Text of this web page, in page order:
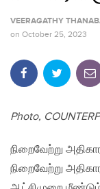
VEERAGATHY
on October 25, 2023
Photo,
நிறைவேற்று
நிறைவேற்று